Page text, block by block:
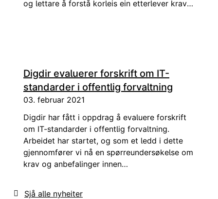
og lettare å forstå korleis ein etterlever krava
Digdir evaluerer forskrift om IT-
standarder i offentlig forvaltning
03. februar 2021
Digdir har fått i oppdrag å evaluere forskrift
om IT-standarder i offentlig forvaltning.
Arbeidet har startet, og som et ledd i dette
gjennomfører vi nå en spørreundersøkelse om
krav og anbefalinger innen
Sjå alle nyheiter